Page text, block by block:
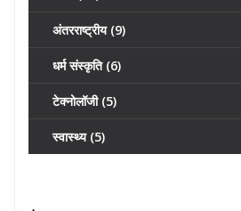
अंतरराष्ट्रीय (9)
धर्म संस्कृति (6)
टेक्नोलॉजी (5)
स्वास्थ्य (5)